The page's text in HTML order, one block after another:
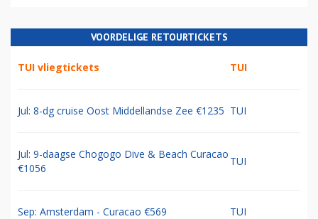
VOORDELIGE RETOURTICKETS
TUI vliegtickets TUI
Jul: 8-dg cruise Oost Middellandse Zee €1235 TUI
Jul: 9-daagse Chogogo Dive & Beach Curacao
€1056
TUI
Sep: Amsterdam - Curacao €569 TUI